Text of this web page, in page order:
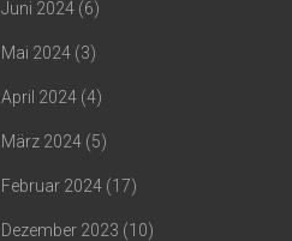
Juni 2024 (6)
Mai 2024 (3)
April 2024 (4)
März 2024 (5)
Februar 2024 (17)
Dezember 2023 (10)